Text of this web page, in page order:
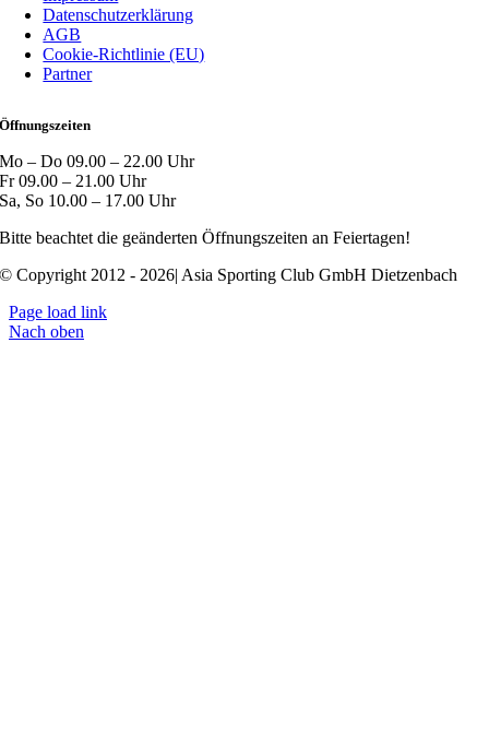
Datenschutzerklärung
AGB
Cookie-Richtlinie (EU)
Partner
Öffnungszeiten
Mo – Do 09.00 – 22.00 Uhr
Fr 09.00 – 21.00 Uhr
Sa, So 10.00 – 17.00 Uhr
Bitte beachtet die geänderten Öffnungszeiten an Feiertagen!
© Copyright 2012 - 2026| Asia Sporting Club GmbH Dietzenbach
Page load link
Nach oben